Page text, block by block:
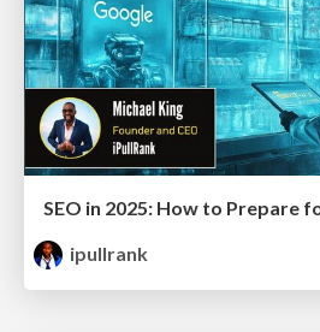
ipullrank